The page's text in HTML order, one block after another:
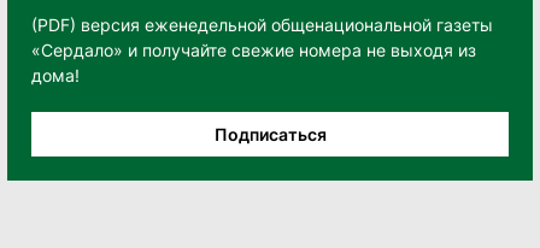
(PDF) версия еженедельной общенациональной газеты
«Сердало» и получайте свежие номера не выходя из
дома!
Подписаться